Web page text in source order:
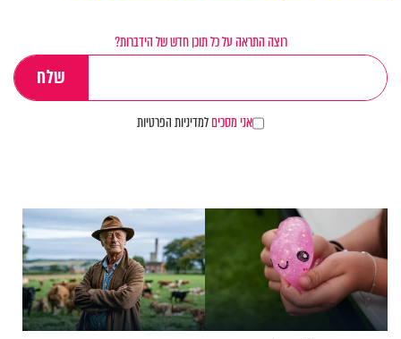
רוצה התראה על כל תוכן חדש של הידברות?
אני מסכיםלמדיניות הפרטיות